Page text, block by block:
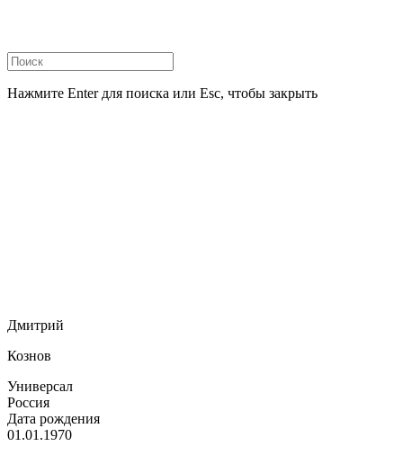
Нажмите Enter для поиска или Esc, чтобы закрыть
Дмитрий
Кознов
Универсал
Россия
Дата рождения
01.01.1970